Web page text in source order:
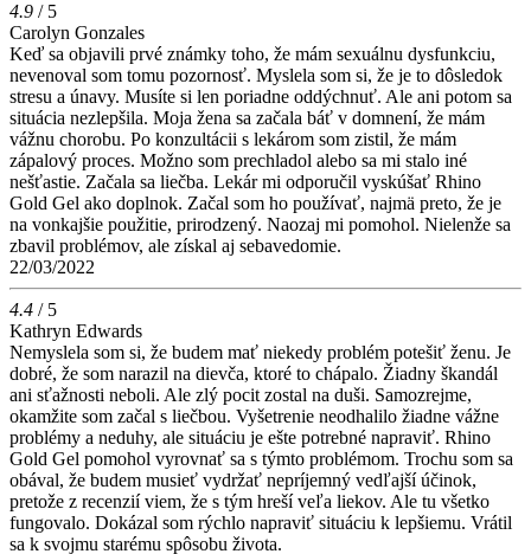
4.9 / 5
Carolyn Gonzales
Keď sa objavili prvé známky toho, že mám sexuálnu dysfunkciu,
nevenoval som tomu pozornosť. Myslela som si, že je to dôsledok
stresu a únavy. Musíte si len poriadne oddýchnuť. Ale ani potom sa
situácia nezlepšila. Moja žena sa začala báť v domnení, že mám
vážnu chorobu. Po konzultácii s lekárom som zistil, že mám
zápalový proces. Možno som prechladol alebo sa mi stalo iné
nešťastie. Začala sa liečba. Lekár mi odporučil vyskúšať Rhino
Gold Gel ako doplnok. Začal som ho používať, najmä preto, že je
na vonkajšie použitie, prirodzený. Naozaj mi pomohol. Nielenže sa
zbavil problémov, ale získal aj sebavedomie.
22/03/2022
4.4 / 5
Kathryn Edwards
Nemyslela som si, že budem mať niekedy problém potešiť ženu. Je
dobré, že som narazil na dievča, ktoré to chápalo. Žiadny škandál
ani sťažnosti neboli. Ale zlý pocit zostal na duši. Samozrejme,
okamžite som začal s liečbou. Vyšetrenie neodhalilo žiadne vážne
problémy a neduhy, ale situáciu je ešte potrebné napraviť. Rhino
Gold Gel pomohol vyrovnať sa s týmto problémom. Trochu som sa
obával, že budem musieť vydržať nepríjemný vedľajší účinok,
pretože z recenzií viem, že s tým hreší veľa liekov. Ale tu všetko
fungovalo. Dokázal som rýchlo napraviť situáciu k lepšiemu. Vrátil
sa k svojmu starému spôsobu života.